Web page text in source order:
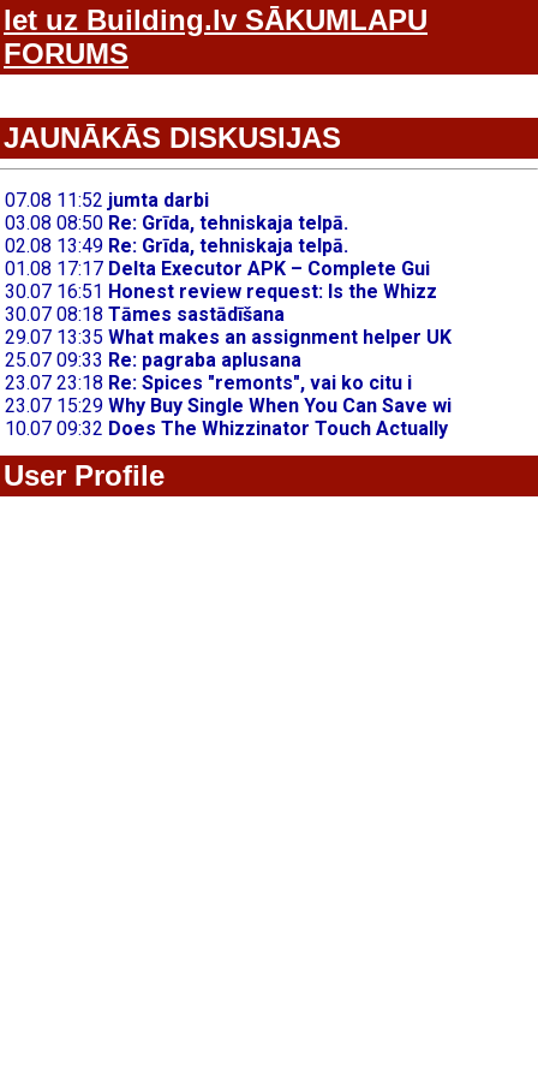
Iet uz Building.lv SĀKUMLAPU
FORUMS
JAUNĀKĀS DISKUSIJAS
User Profile